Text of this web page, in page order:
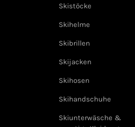
Skistöcke
Skihelme
Skibrillen
Skijacken
Skihosen
Skihandschuhe
Skiunterwäsche &